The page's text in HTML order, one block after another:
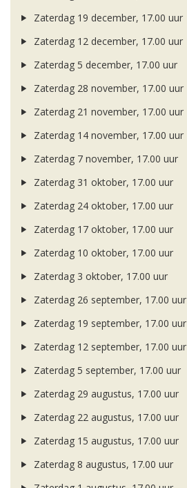
Zaterdag 19 december, 17.00 uur
Zaterdag 12 december, 17.00 uur
Zaterdag 5 december, 17.00 uur
Zaterdag 28 november, 17.00 uur
Zaterdag 21 november, 17.00 uur
Zaterdag 14 november, 17.00 uur
Zaterdag 7 november, 17.00 uur
Zaterdag 31 oktober, 17.00 uur
Zaterdag 24 oktober, 17.00 uur
Zaterdag 17 oktober, 17.00 uur
Zaterdag 10 oktober, 17.00 uur
Zaterdag 3 oktober, 17.00 uur
Zaterdag 26 september, 17.00 uur
Zaterdag 19 september, 17.00 uur
Zaterdag 12 september, 17.00 uur
Zaterdag 5 september, 17.00 uur
Zaterdag 29 augustus, 17.00 uur
Zaterdag 22 augustus, 17.00 uur
Zaterdag 15 augustus, 17.00 uur
Zaterdag 8 augustus, 17.00 uur